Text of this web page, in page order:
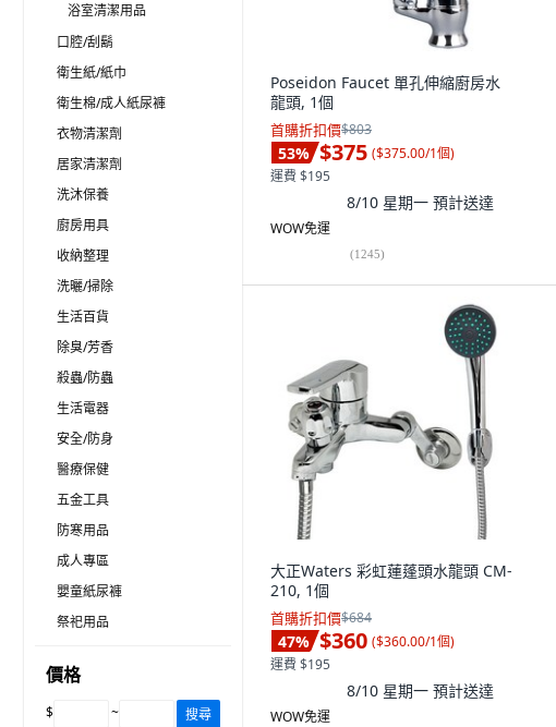
浴室清潔用品
口腔/刮鬍
衛生紙/紙巾
衛生棉/成人紙尿褲
衣物清潔劑
居家清潔劑
洗沐保養
廚房用具
收納整理
洗曬/掃除
生活百貨
除臭/芳香
殺蟲/防蟲
生活電器
安全/防身
醫療保健
五金工具
防寒用品
成人專區
嬰童紙尿褲
祭祀用品
價格
$ ~ 搜尋
Poseidon Faucet 單孔伸縮廚房水
龍頭, 1個
首購折扣價$803
53% $375 ($375.00/1個)
運費 $195
8/10 星期一 預計送達
WOW免運
(1245)
大正Waters 彩虹蓮蓬頭水龍頭 CM-
210, 1個
首購折扣價$684
47% $360 ($360.00/1個)
運費 $195
8/10 星期一 預計送達
WOW免運